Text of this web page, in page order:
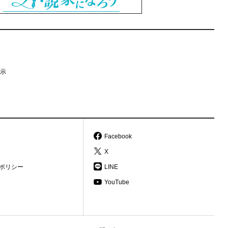
リシー
Facebook
X
LINE
YouTube